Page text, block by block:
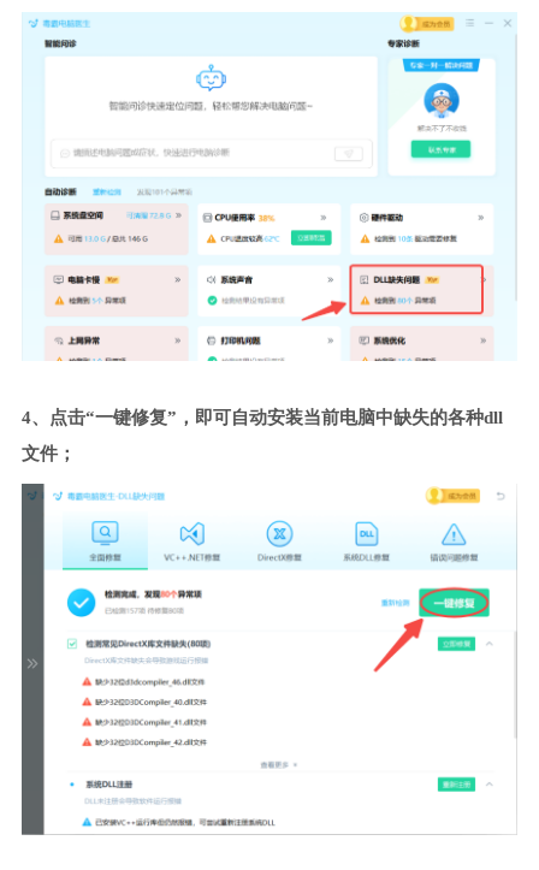
4、点击“一键修复”，即可自动安装当前电脑中缺失的各种dll
文件；